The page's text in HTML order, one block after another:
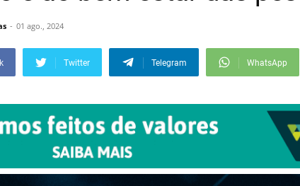
01 ago., 2024
Twitter Telegram WhatsApp